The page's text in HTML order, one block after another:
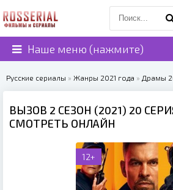
Наше меню (нажмите)
Русские сериалы » Жанры 2021 года » Драмы
ВЫЗОВ 2 СЕЗОН (2021) 20
СМОТРЕТЬ ОНЛАЙН
12+